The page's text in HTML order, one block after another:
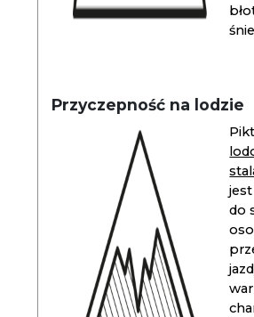
Przyczepność na lodzie
do